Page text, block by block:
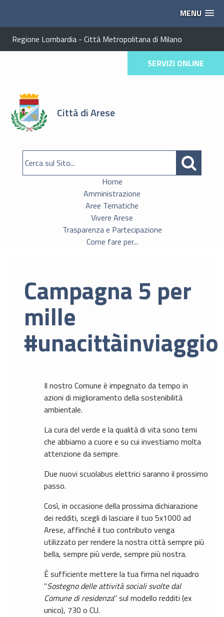
MENU
Regione Lombardia - Città Metropolitana di Milano
SERVIZI ONLINE
Città di Arese
Home
Amministrazione
Aree Tematiche
Vivere Arese
Trasparenza e Partecipazione
Come fare per...
Campagna 5 per
mille
#unacittàinviaggio
Il nostro Comune è impegnato da tempo in
azioni di miglioramento della sostenibilità
ambientale.
La cura del verde e la qualità di vita sono temi
che abbiamo a cuore e su cui investiamo molta
attenzione da sempre.
Due nuovi scuolabus elettrici saranno il prossimo
passo.
Così, in occasione della prossima dichiarazione
dei redditi, scegli di lasciare il tuo 5x1000 ad
Arese, affinché il tuo contributo venga
utilizzato per rendere la nostra città sempre più
bella, sempre più verde, sempre più nostra.
È sufficiente mettere la tua firma nel riquadro
"Sostegno delle attività sociali svolte dal
Comune di residenza" sul modello redditi (ex
unico), 730 o CU.